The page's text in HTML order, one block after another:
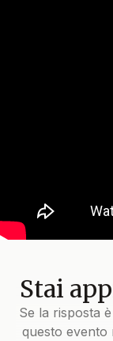
Stai
Se la risposta
questo evento